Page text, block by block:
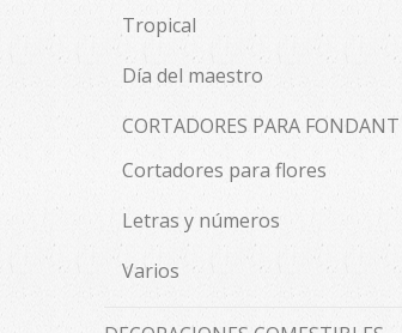
Tropical
Día del maestro
CORTADORES PARA FONDANT
Cortadores para flores
Letras y números
Varios